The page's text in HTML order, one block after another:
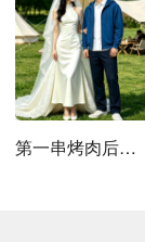
第一串烤肉后，我嫁给了顶流